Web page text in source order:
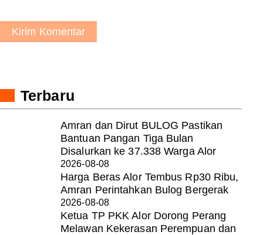
Kirim Komentar
Terbaru
Amran dan Dirut BULOG Pastikan
Bantuan Pangan Tiga Bulan
Disalurkan ke 37.338 Warga Alor
2026-08-08
Harga Beras Alor Tembus Rp30 Ribu,
Amran Perintahkan Bulog Bergerak
2026-08-08
Ketua TP PKK Alor Dorong Perang
Melawan Kekerasan Perempuan dan